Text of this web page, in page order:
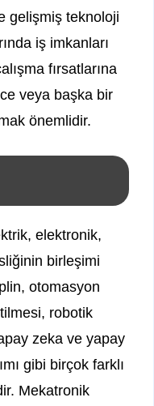
gelişmiş teknoloji
iş imkanları
fırsatlarına
veya başka bir
önemlidir.
elektronik,
birleşimi
otomasyon
robotik
zeka ve yapay
gibi birçok farklı
Mekatronik